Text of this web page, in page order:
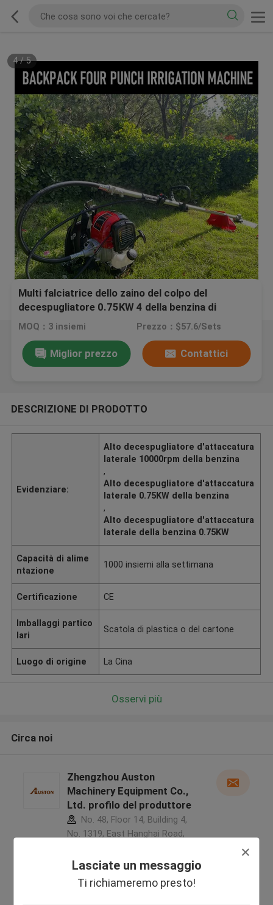
Lasciate un messaggio
Ti richiameremo presto!
4/5
Multi falciatrice dello zaino del colpo del
decespugliatore 0.75KW 4 della benzina di
funzione
MOQ：3 insiemi Prezzo：$57.6/Sets
Miglior prezzo Contattici
DESCRIZIONE DI PRODOTTO
Evidenziare:
Alto decespugliatore d'attaccatura
laterale 10000rpm della benzina
,
Alto decespugliatore d'attaccatura
laterale 0.75KW della benzina
,
Alto decespugliatore d'attaccatura
laterale della benzina 0.75KW
Capacità di alime
ntazione
1000 insiemi alla settimana
Certificazione CE
Imballaggi partico
lari
Scatola di plastica o del cartone
Luogo di origine La Cina
Osservi più
Circa noi
Zhengzhou Auston
Machinery Equipment Co.,
Ltd. profilo del produttore
No. 48, Floor 14, Building 4,
No. 1319, East Hanghai Road,
Free Trade Zone ,Porcellana
Fornitore verificato